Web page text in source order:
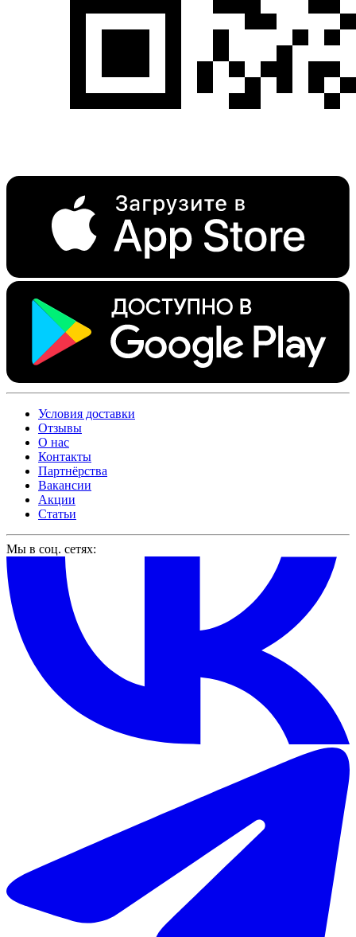
Условия доставки
Отзывы
О нас
Контакты
Партнёрства
Вакансии
Акции
Статьи
Мы в соц. сетях: